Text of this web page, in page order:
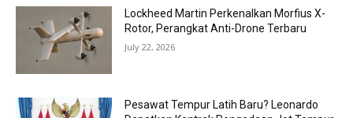
Lockheed Martin Perkenalkan Morfius X-
Rotor, Perangkat Anti-Drone Terbaru
July 22, 2026
Pesawat Tempur Latih Baru? Leonardo